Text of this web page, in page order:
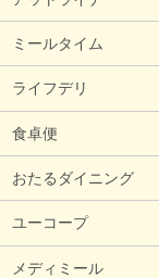
ミールタイム
ライフデリ
食卓便
おたるダイニング
ユーコープ
メディミール